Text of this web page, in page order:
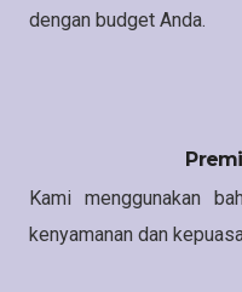
dengan budget Anda.
Kami menggunakan
kenyamanan dan